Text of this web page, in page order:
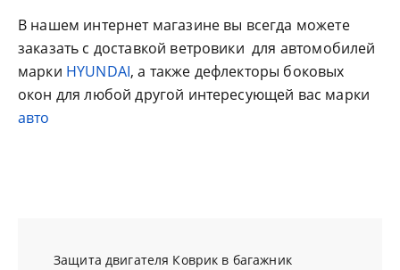
В нашем интернет магазине вы всегда можете
заказать с доставкой ветровики для автомобилей
марки HYUNDAI, а также дефлекторы боковых
окон для любой другой интересующей вас марки
авто
Защита двигателя Коврик в багажник